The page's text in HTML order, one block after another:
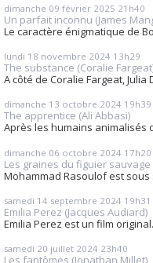
dimanche 09 février 2025 21h40
Un parfait inconnu (James
Le caractère énigmatique de
lundi 18 novembre 2024 13h29
The substance (Coralie
A côté de Coralie Fargeat, Julia
dimanche 13 octobre 2024 19h39
The apprentice (Ali Abbasi)
Après les humains animalisés
dimanche 06 octobre 2024 17h20
Les graines du figuier
Mohammad Rasoulof est
samedi 14 septembre 2024 19h31
Emilia Perez (Jacques Audiard)
Emilia Perez est un film
samedi 20 juillet 2024 23h40
Les fantômes (Jonathan Millet)